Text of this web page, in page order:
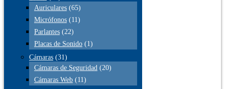
Auriculares (65)
Micrófonos (11)
Parlantes (22)
Placas de Sonido (1)
Cámaras (31)
Cámaras de Seguridad (20)
Cámaras Web (11)